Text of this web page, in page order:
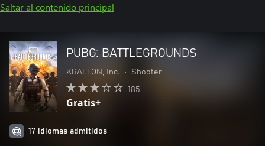
Saltar al contenido principal
PUBG: BATTLEGROUNDS
KRAFTON, Inc. • Shooter
185
Gratis+
17 idiomas admitidos